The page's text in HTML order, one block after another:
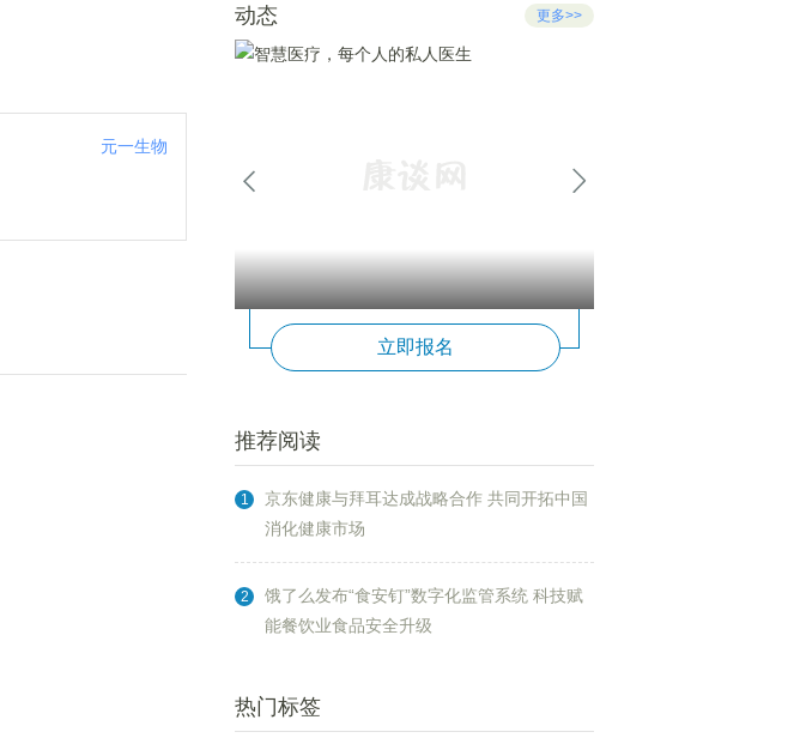
元一生物
动态 更多>>
立即报名
推荐阅读
1
京东健康与拜耳达成战略合作 共同开拓中国
消化健康市场
2
饿了么发布“食安钉”数字化监管系统 科技赋
能餐饮业食品安全升级
热门标签